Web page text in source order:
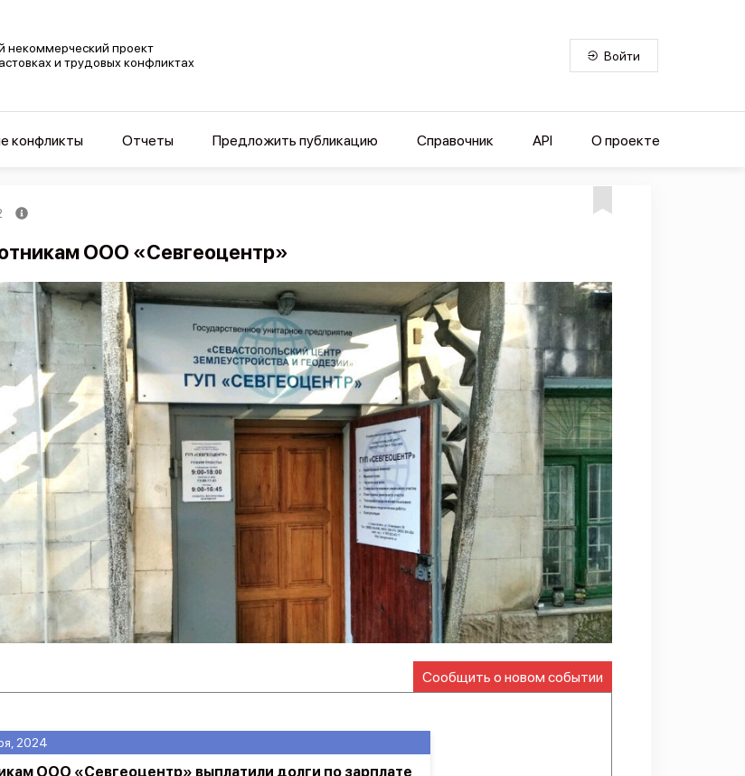
некоммерческий проект
и трудовых конфликтах
Войти
конфликты Отчеты Предложить публикацию Справочник API О проекте
ООО «Севгеоцентр»
Сообщить о новом событии
2024
ООО «Севгеоцентр» выплатили долги по зарплате